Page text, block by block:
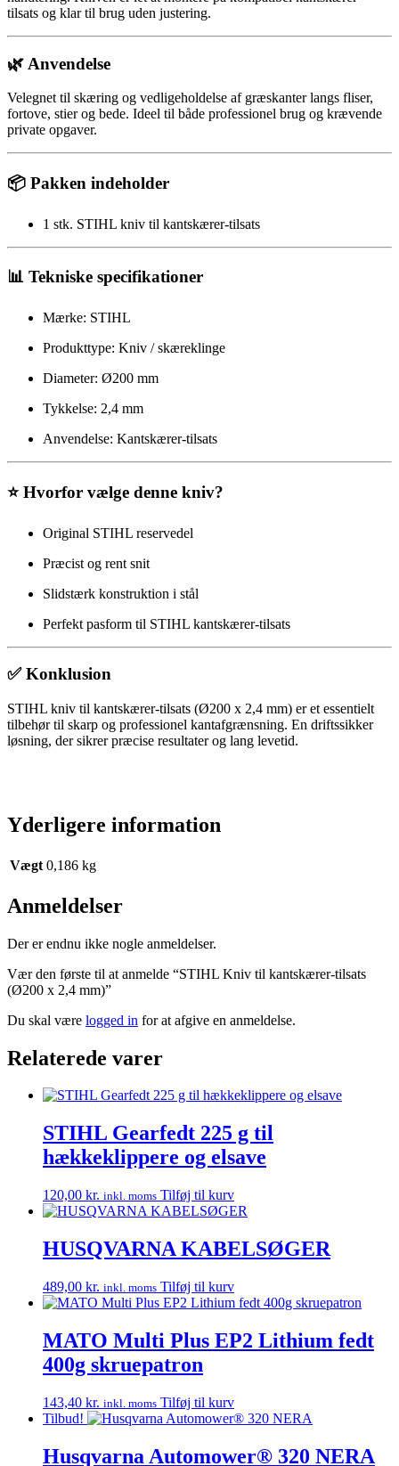
tilsats og klar til brug uden justering.
🌿 Anvendelse
Velegnet til skæring og vedligeholdelse af græskanter langs fliser,
fortove, stier og bede. Ideel til både professionel brug og krævende
private opgaver.
📦 Pakken indeholder
1 stk. STIHL kniv til kantskærer-tilsats
📊 Tekniske specifikationer
Mærke: STIHL
Produkttype: Kniv / skæreklinge
Diameter: Ø200 mm
Tykkelse: 2,4 mm
Anvendelse: Kantskærer-tilsats
⭐ Hvorfor vælge denne kniv?
Original STIHL reservedel
Præcist og rent snit
Slidstærk konstruktion i stål
Perfekt pasform til STIHL kantskærer-tilsats
✅ Konklusion
STIHL kniv til kantskærer-tilsats (Ø200 x 2,4 mm) er et essentielt
tilbehør til skarp og professionel kantafgrænsning. En driftssikker
løsning, der sikrer præcise resultater og lang levetid.
Yderligere information
Vægt 0,186 kg
Anmeldelser
Der er endnu ikke nogle anmeldelser.
Vær den første til at anmelde “STIHL Kniv til kantskærer-tilsats
(Ø200 x 2,4 mm)”
Du skal være logged in for at afgive en anmeldelse.
Relaterede varer
STIHL Gearfedt 225 g til
hækkeklippere og elsave
120,00 kr. inkl. moms Tilføj til kurv
HUSQVARNA KABELSØGER
489,00 kr. inkl. moms Tilføj til kurv
MATO Multi Plus EP2 Lithium fedt
400g skruepatron
143,40 kr. inkl. moms Tilføj til kurv
Tilbud!
Husqvarna Automower® 320 NERA